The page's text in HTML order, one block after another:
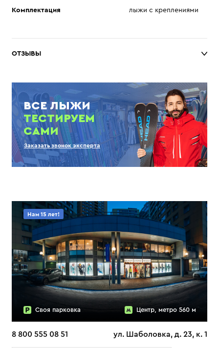
Комплектация лыжи с креплениями
ОТЗЫВЫ
ВСЕ ЛЫЖИ
ТЕСТИРУЕМ
САМИ
Заказать звонок эксперта
Нам 15 лет!
Своя парковка Центр, метро 560 м
8 800 555 08 51 ул. Шаболовка, д. 23, к. 1